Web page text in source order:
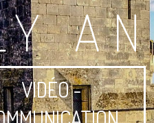
VIDÉO -